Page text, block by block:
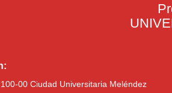
00 Ciudad Universitaria Meléndez